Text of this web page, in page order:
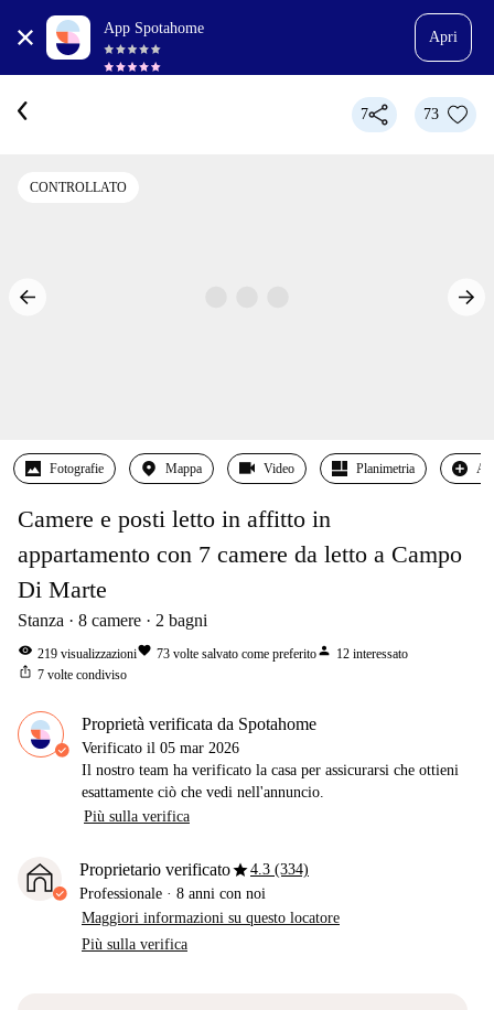
App Spotahome
Apri
7 73
CONTROLLATO
Fotografie Mappa Video Planimetria
Camere e posti letto in affitto in
appartamento con 7 camere da letto a Campo
Di Marte
Stanza 8 camere 2 bagni
visibility 219 visualizzazionifavorite 73 volte salvato come preferitoperson 12 interessato
ios_share 7 volte condiviso
Proprietà verificata da Spotahome
Verificato il 05 mar 2026
Il nostro team ha verificato la casa per assicurarsi che ottieni
esattamente ciò che vedi nell'annuncio.
Più sulla verifica
Proprietario verificatostar4.3 (334)
Professionale · 8 anni con noi
Maggiori informazioni su questo locatore
Più sulla verifica